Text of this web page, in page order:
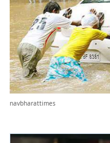
navbharattimes